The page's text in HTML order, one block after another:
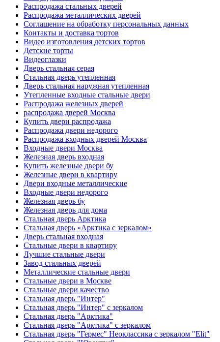
Распродажа стальных дверей
Распродажа металлических дверей
Соглашение на обработку персональных данных
Контакты и доставка тортов
Видео изготовления детских тортов
Детские торты
Видеоглазки
Дверь стальная серая
Стальная дверь утепленная
Дверь стальная наружная утепленная
Утепленные входные стальные двери
Распродажа железных дверей
распродажа дверей Москва
Купить двери распродажа
Распродажа двери недорого
Распродажа входных дверей Москва
Входные двери Москва
Железная дверь входная
Купить железные двери бу
Железные двери в квартиру
Двери входные металлические
Входные двери недорого
Железная дверь бу
Железная дверь для дома
Стальная дверь Арктика
Стальная дверь «Арктика с зеркалом»
Дверь стальная входная
Стальные двери в квартиру
Лучшие стальные двери
Завод стальных дверей
Металлические стальные двери
Стальные двери в Москве
Стальные двери качество
Стальная дверь "Интер"
Стальная дверь "Интер" с зеркалом
Стальная дверь "Арктика"
Стальная дверь "Арктика" с зеркалом
Стальная дверь "Гермес" Неоклассика с зеркалом "Elit"